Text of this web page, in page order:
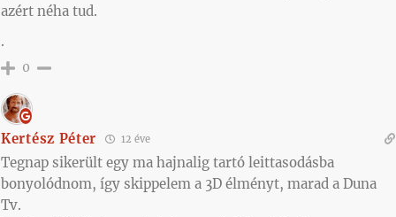
azért néha tud.
.
0
Kertész Péter 12 éve
Tegnap sikerült egy ma hajnalig tartó leittasodásba
bonyolódnom, így skippelem a 3D élményt, marad a Duna
Tv.